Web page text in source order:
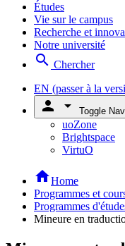
Études
Vie sur le campus
Recherche et
Notre université
search Chercher
EN (passer à la
person arrow_drop_down Toggle
uoZone
Brightspace
VirtuO
homeHome
Programmes et
Programmes
Mineure en